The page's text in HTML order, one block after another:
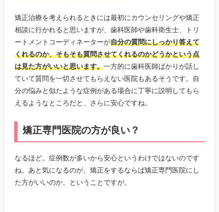
矯正治療を考えられるときには最初にカウンセリングや矯正
相談に行かれると思いますが、歯科医師や歯科衛生士、トリ
ートメントコーディネーターが自分の質問にしっかり答えて
くれるのか、そもそも質問させてくれるのかどうかという点
は見た方がいいと思います。一方的に歯科医師ばかりが話し
ていて質問を一切させてもらえない医院もあるそうです。自
分の悩みと似たような症例がある場合に丁寧に説明してもら
えるようなところだと、さらに安心ですね。
矯正専門医院の方が良い？
なるほど。症例数が多いから安心というわけではないのです
ね。あと気になるのが、矯正をするならば矯正専門医院にし
た方がいいのか、ということですが。